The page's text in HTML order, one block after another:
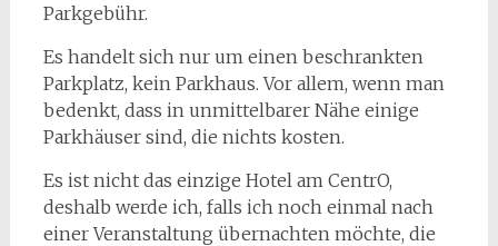
Parkgebühr.
Es handelt sich nur um einen beschrankten
Parkplatz, kein Parkhaus. Vor allem, wenn man
bedenkt, dass in unmittelbarer Nähe einige
Parkhäuser sind, die nichts kosten.
Es ist nicht das einzige Hotel am CentrO,
deshalb werde ich, falls ich noch einmal nach
einer Veranstaltung übernachten möchte, die